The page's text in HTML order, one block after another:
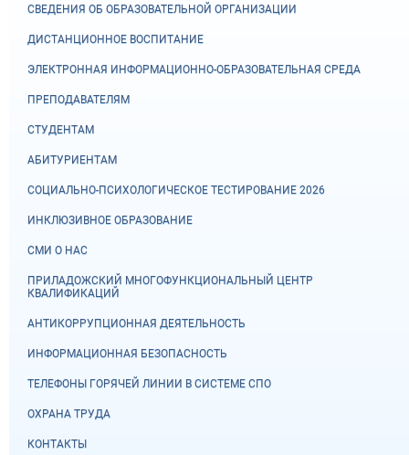
СВЕДЕНИЯ ОБ ОБРАЗОВАТЕЛЬНОЙ ОРГАНИЗАЦИИ
ДИСТАНЦИОННОЕ ВОСПИТАНИЕ
ЭЛЕКТРОННАЯ ИНФОРМАЦИОННО-ОБРАЗОВАТЕЛЬНАЯ СРЕДА
ПРЕПОДАВАТЕЛЯМ
СТУДЕНТАМ
АБИТУРИЕНТАМ
СОЦИАЛЬНО-ПСИХОЛОГИЧЕСКОЕ ТЕСТИРОВАНИЕ 2026
ИНКЛЮЗИВНОЕ ОБРАЗОВАНИЕ
СМИ О НАС
ПРИЛАДОЖСКИЙ МНОГОФУНКЦИОНАЛЬНЫЙ ЦЕНТР
КВАЛИФИКАЦИЙ
АНТИКОРРУПЦИОННАЯ ДЕЯТЕЛЬНОСТЬ
ИНФОРМАЦИОННАЯ БЕЗОПАСНОСТЬ
ТЕЛЕФОНЫ ГОРЯЧЕЙ ЛИНИИ В СИСТЕМЕ СПО
ОХРАНА ТРУДА
КОНТАКТЫ